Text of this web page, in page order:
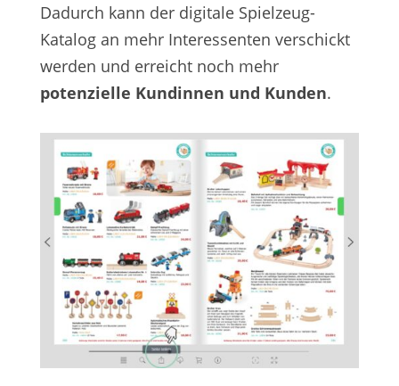
Dadurch kann der digitale Spielzeug-
Katalog an mehr Interessenten verschickt
werden und erreicht noch mehr
potenzielle Kundinnen und Kunden.